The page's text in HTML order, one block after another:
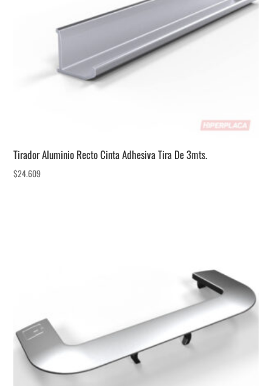
Tirador Aluminio Recto Cinta Adhesiva Tira De 3mts.
$24.609